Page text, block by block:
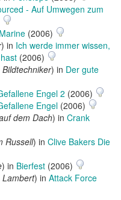
- Auf Umwegen zum
(2006)
) in Ich werde immer wissen,
(2006)
Bildtechniker) in Der gute
Engel 2 (2006)
Engel (2006)
dem Dach) in Crank
Russell) in Clive Bakers Die
) in Bierfest (2006)
Lambert) in Attack Force